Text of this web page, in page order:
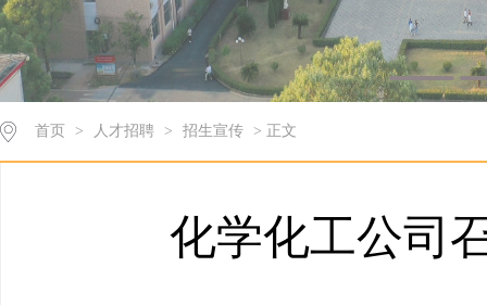
首页 > 人才招聘 > 招生宣传 > 正文
化学化工公司